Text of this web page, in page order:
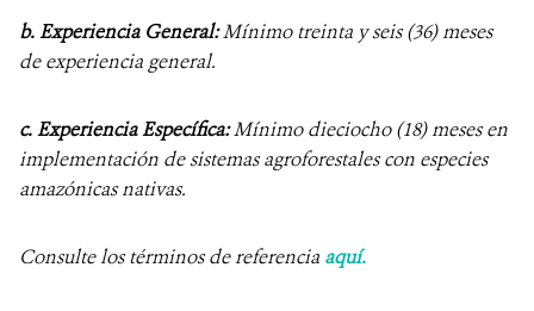
b. Experiencia General:Mínimo treinta y seis (36) meses
de experiencia general.
c. Experiencia Específica:Mínimo dieciocho (18) meses en
implementación de sistemas agroforestales con especies
amazónicas nativas.
Consulte los términos de referencia aquí.